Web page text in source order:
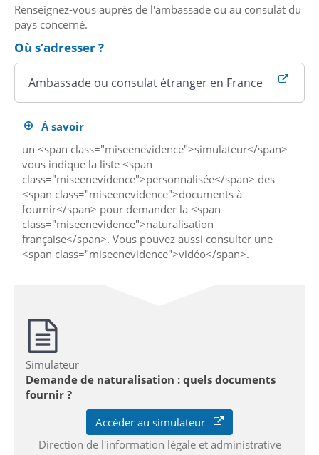
Renseignez-vous auprès de l'ambassade ou au consulat du
pays concerné.
Où s’adresser ?
Ambassade ou consulat étranger en France
À savoir
un <span class="miseenevidence">simulateur</span>
vous indique la liste <span
class="miseenevidence">personnalisée</span> des
<span class="miseenevidence">documents à
fournir</span> pour demander la <span
class="miseenevidence">naturalisation
française</span>. Vous pouvez aussi consulter une
<span class="miseenevidence">vidéo</span>.
Simulateur
Demande de naturalisation : quels documents
fournir ?
Accéder au simulateur
Direction de l'information légale et administrative